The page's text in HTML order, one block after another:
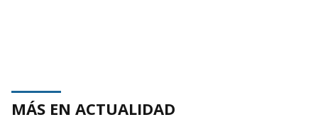
MÁS EN ACTUALIDAD